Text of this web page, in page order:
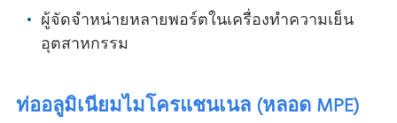
ผู้จัดจําหน่ายหลายพอร์ตในเครื่องทําความเย็น
อุตสาหกรรม
ท่ออลูมิเนียมไมโครแชนเนล (หลอด MPE)